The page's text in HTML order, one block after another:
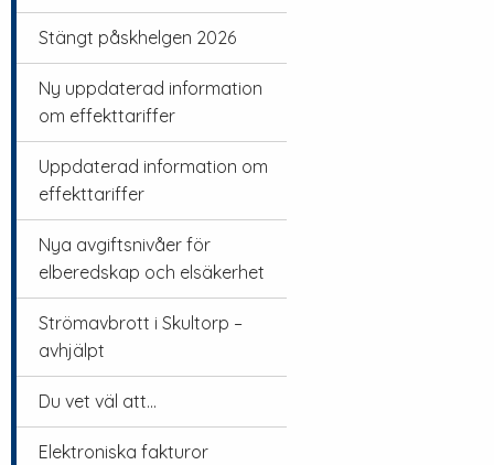
Stängt påskhelgen 2026
Ny uppdaterad information
om effekttariffer
Uppdaterad information om
effekttariffer
Nya avgiftsnivåer för
elberedskap och elsäkerhet
Strömavbrott i Skultorp –
avhjälpt
Du vet väl att…
Elektroniska fakturor